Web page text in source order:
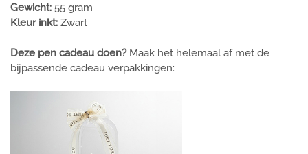
Gewicht: 55 gram
Kleur inkt: Zwart
Deze pen cadeau doen?Maak het helemaal af met de
bijpassende cadeau verpakkingen: